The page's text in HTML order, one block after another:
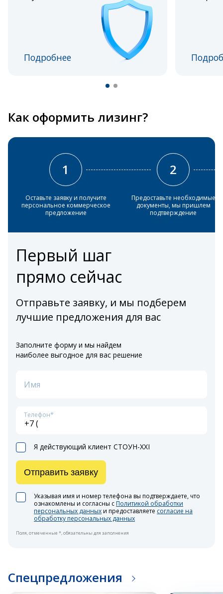
Подробнее
Как оформить лизинг?
1
Оставьте заявку и получите
персональное коммерческое
предложение
2
Предоставьте необходимые
документы, мы пришлем
подтверждение
Первый шаг
прямо сейчас
Отправьте заявку, и мы подберем
лучшие предложения для вас
Заполните форму и мы найдем
наиболее выгодное для вас решение
Имя
Телефон*
Я действующий клиент СТОУН-XXI
Указывая имя и номер телефона вы подтверждаете, что
ознакомлены и согласны с Политикой обработки
персональных данныхи предоставляете согласие на
обработку персональных данных
Отправить заявку
Поля, отмеченные *, обязательны для заполнения
Спецпредложения